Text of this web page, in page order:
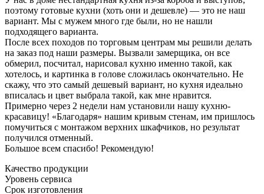
поэтому готовые кухни (хоть они и дешевле) — это не наш
вариант. Мы с мужем много где были, но не нашли
подходящего варианта.
После всех походов по торговым центрам мы решили делать
на заказ под наши размеры. Вызвали замерщика, он все
обмерил, посчитал, нарисовал кухню именно такой, как
хотелось, и картинка в голове сложилась окончательно. Не
скажу, что это самый дешевый вариант, но кухня идеально
вписалась и цвет выбрала такой, как мне нравится.
Примерно через 2 недели нам установили нашу кухню-
красавицу! «Благодаря» нашим кривым стенам, им пришлось
помучиться с монтажом верхних шкафчиков, но результат
получился отменный.
Большое всем спасибо! Рекомендую!
Качество продукции
Уровень сервиса
Срок изготовления